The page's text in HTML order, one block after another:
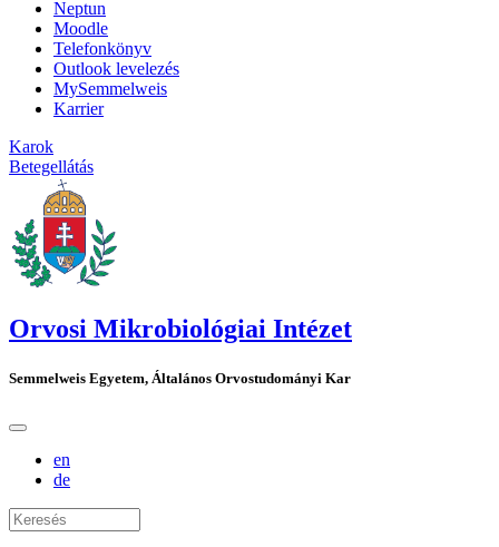
Neptun
Moodle
Telefonkönyv
Outlook levelezés
MySemmelweis
Karrier
Karok
Betegellátás
Orvosi Mikrobiológiai Intézet
Semmelweis Egyetem, Általános Orvostudományi Kar
en
de